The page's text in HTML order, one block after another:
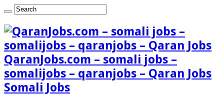
QaranJobs.com – somali jobs –
somalijobs – qaranjobs – Qaran Jobs
Somali Jobs